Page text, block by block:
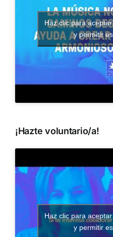
Haz clic para
y permitir
¡Hazte voluntario/a!
Haz clic para
y permitir